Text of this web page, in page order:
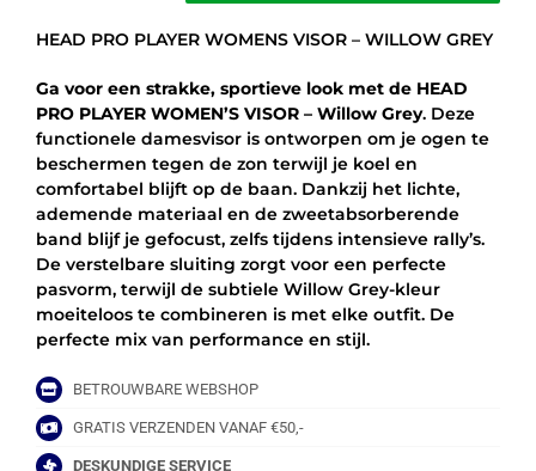
WOMENS
WILLOW
aantal
HEAD PRO PLAYER WOMENS VISOR – WILLOW GREY
Ga voor een strakke, sportieve look met de HEAD
PRO PLAYER WOMEN’S VISOR – Willow Grey. Deze
functionele damesvisor is ontworpen om je ogen te
beschermen tegen de zon terwijl je koel en
comfortabel blijft op de baan. Dankzij het lichte,
ademende materiaal en de zweetabsorberende
band blijf je gefocust, zelfs tijdens intensieve rally’s.
De verstelbare sluiting zorgt voor een perfecte
pasvorm, terwijl de subtiele Willow Grey-kleur
moeiteloos te combineren is met elke outfit. De
perfecte mix van performance en stijl.
BETROUWBARE WEBSHOP
GRATIS VERZENDEN VANAF €50,-
DESKUNDIGE SERVICE